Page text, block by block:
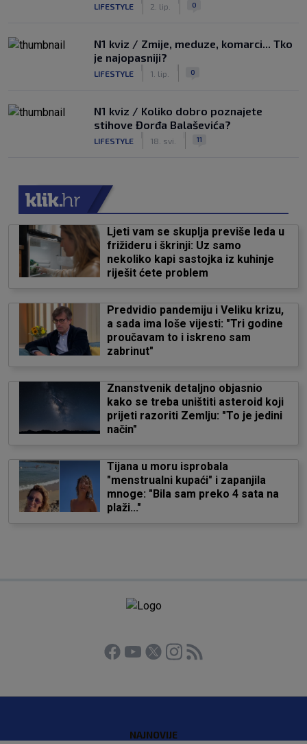
LIFESTYLE 2. lip. 0
N1 kviz / Zmije, meduze, komarci... Tko
je najopasniji?
LIFESTYLE 1. lip. 0
N1 kviz / Koliko dobro poznajete
stihove Đorđa Balaševića?
LIFESTYLE 18. svi. 11
Ljeti vam se skuplja previše leda u
frižideru i škrinji: Uz samo
nekoliko kapi sastojka iz kuhinje
riješit ćete problem
Predvidio pandemiju i Veliku krizu,
a sada ima loše vijesti: "Tri godine
proučavam to i iskreno sam
zabrinut"
Znanstvenik detaljno objasnio
kako se treba uništiti asteroid koji
prijeti razoriti Zemlju: "To je jedini
način"
Tijana u moru isprobala
"menstrualni kupaći" i zapanjila
mnoge: "Bila sam preko 4 sata na
plaži..."
NAJNOVIJE